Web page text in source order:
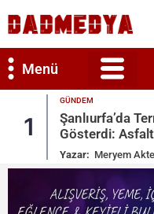
Menü
1
GÜNDEM
Şanlıurfa’da
Gösterdi:
Yazar: Meryem